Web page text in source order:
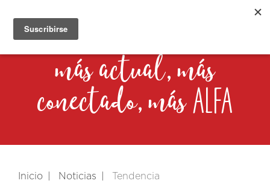
más actual, más
conectado, más alfa
Inicio Noticias Tendencia